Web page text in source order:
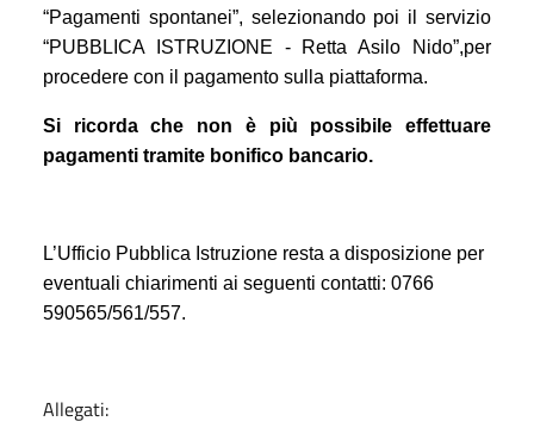
“Pagamenti spontanei”, selezionando poi il servizio
“PUBBLICA ISTRUZIONE - Retta Asilo Nido”,per
procedere con il pagamento sulla piattaforma.
Si ricorda che non è più possibile effettuare
pagamenti tramite bonifico bancario.
L’Ufficio Pubblica Istruzione resta a disposizione per
eventuali chiarimenti ai seguenti contatti: 0766
590565/561/557.
Allegati: